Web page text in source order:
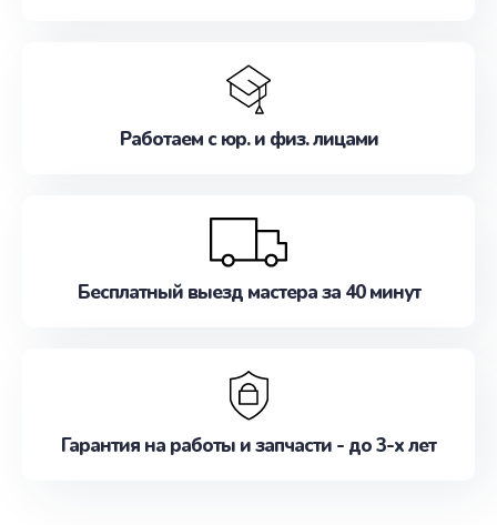
Работаем с юр. и физ. лицами
Бесплатный выезд мастера за 40 минут
Гарантия на работы и запчасти - до 3-х лет